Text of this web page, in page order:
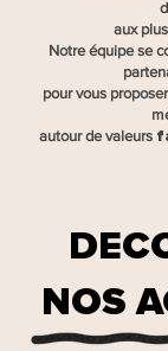
aux
Notre équipe se
pour vous
autour de valeurs
NOS